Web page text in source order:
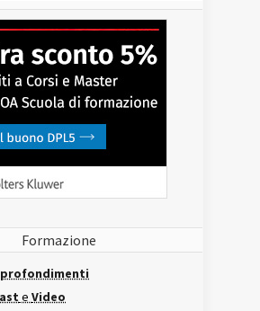
Formazione
e Video